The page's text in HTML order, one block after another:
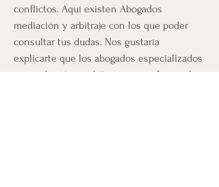
conflictos. Aquí existen Abogados
mediación y arbitraje con los que poder
consultar tus dudas. Nos gustaría
explicarte que los abogados especializados
en mediación y arbitraje son profesionales